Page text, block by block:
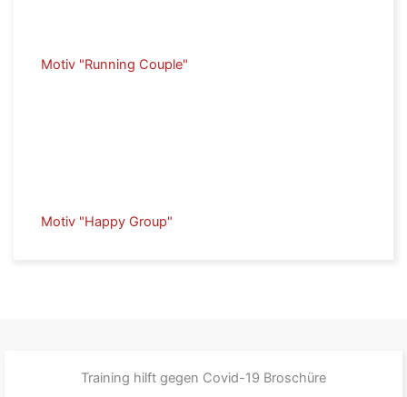
Motiv "Running Couple"
Motiv "Happy Group"
Training hilft gegen Covid-19 Broschüre